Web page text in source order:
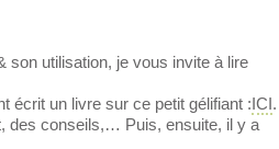
son utilisation, je vous invite à lire
écrit un livre sur ce petit gélifiant :ICI.
des conseils,… Puis, ensuite, il y a